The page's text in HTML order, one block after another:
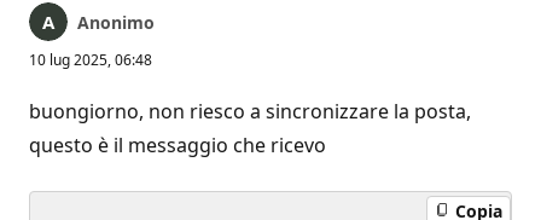
Anonimo
10 lug 2025, 06:48
buongiorno, non riesco a sincronizzare la posta,
questo è il messaggio che ricevo
Copia